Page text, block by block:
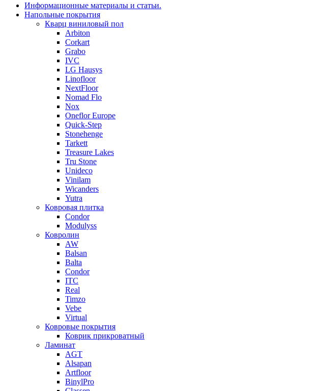
Информационные материалы и статьи.
Напольные покрытия
Кварц виниловый пол
Arbiton
Corkart
Grabo
IVC
LG Hausys
Linofloor
NextFloor
Nomad Flo
Nox
Oneflor Europe
Quick-Step
Stonehenge
Tarkett
Treasure Lakes
Tru Stone
Unideco
Vinilam
Wicanders
Yutra
Ковровая плитка
Condor
Modulyss
Ковролин
AW
Balsan
Balta
Condor
ITC
Real
Timzo
Vebe
Virtual
Ковровые покрытия
Коврик прикроватный
Ламинат
AGT
Alsapan
Artfloor
BinylPro